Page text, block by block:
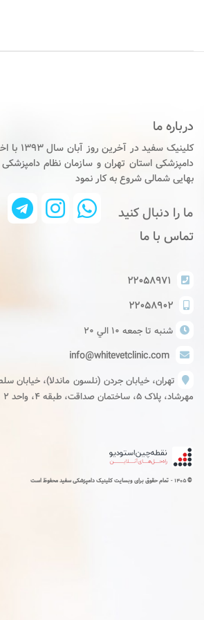
درباره ما
کلینیک
دامپزشکی استان تهران و سازمان نظام
بهایی شمالی شروع به کار نمود
ما را دنبال کنید
تماس با ما
۲۲۰۵۸۹۷۱
۲۲۰۵۸۹۰۲
شنبه تا جمعه ١٠ الي ٢٠
info@whitevetclinic.com
تهران، خیابان جردن (نلسون ماندلا)، خیابان
مهرشاد، پلاک ۵، ساختمان صداقت، طبقه ۴، واحد ۲
©
1405 - تمام حقوق برای وبسایت کلینیک دامپزشکی سفید محفوظ است